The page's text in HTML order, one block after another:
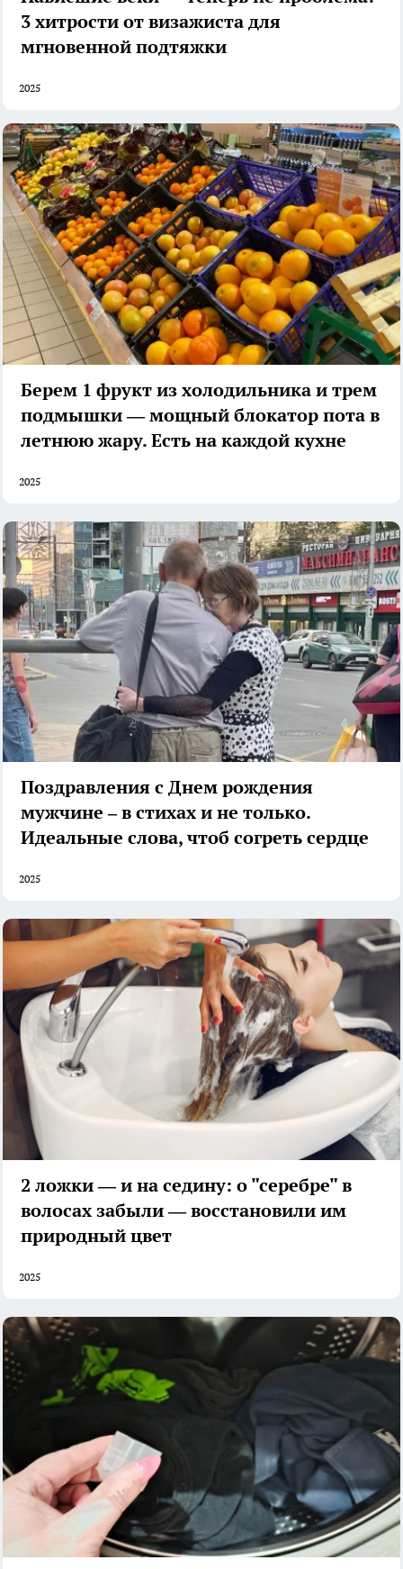
3 хитрости от визажиста для
мгновенной подтяжки
2025
Берем 1 фрукт из холодильника и трем
подмышки — мощный блокатор пота в
летнюю жару. Есть на каждой кухне
2025
Поздравления с Днем рождения
мужчине – в стихах и не только.
Идеальные слова, чтоб согреть сердце
2025
2 ложки — и на седину: о "серебре" в
волосах забыли — восстановили им
природный цвет
2025